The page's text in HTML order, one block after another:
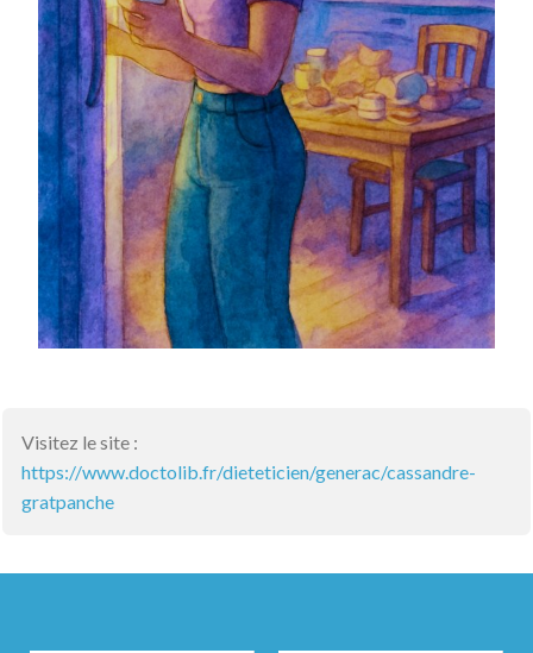
Visitez le site :
https://www.doctolib.fr/dieteticien/generac/cassandre-
gratpanche